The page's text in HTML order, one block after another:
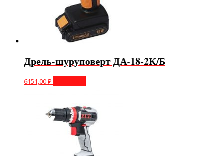
Дрель-шуруповерт ДА-18-2К/Б
6151,00₽